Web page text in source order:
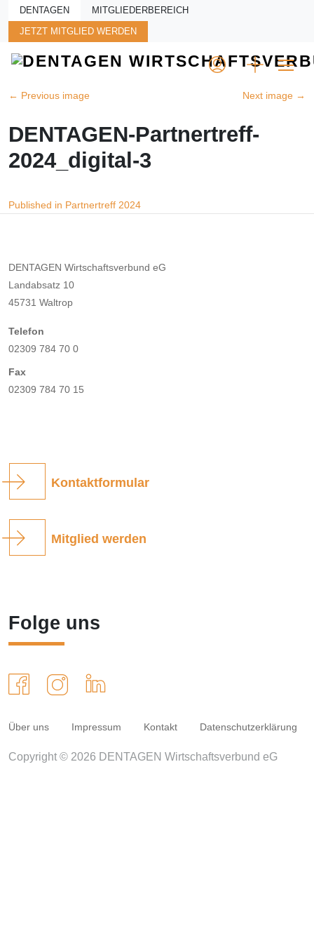
Skip to main content
DENTAGEN MITGLIEDERBEREICH
JETZT MITGLIED WERDEN
← Previous image Next image →
DENTAGEN-Partnertreff-
2024_digital-3
Beitragsnavigation
Published in Partnertreff 2024
DENTAGEN Wirtschaftsverbund eG
Landabsatz 10
45731 Waltrop
Telefon
02309 784 70 0
Fax
02309 784 70 15
Kontaktformular
Mitglied werden
Folge uns
Über uns Impressum Kontakt Datenschutzerklärung
Copyright © 2026 DENTAGEN Wirtschaftsverbund eG